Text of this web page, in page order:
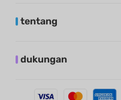
tentang
dukungan